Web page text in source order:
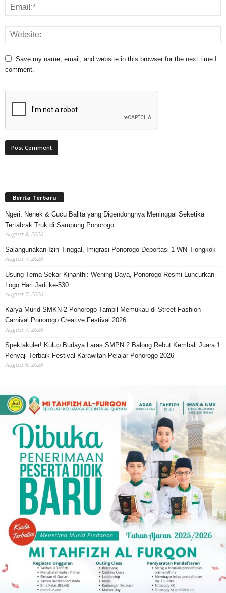
Save my name, email, and website in this browser for the next time I
comment.
Berita Terbaru
Ngeri, Nenek & Cucu Balita yang Digendongnya Meninggal Seketika
Tertabrak Truk di Sampung Ponorogo
August 8, 2026
Salahgunakan Izin Tinggal, Imigrasi Ponorogo Deportasi 1 WN Tiongkok
August 7, 2026
Usung Tema Sekar Kinanthi: Wening Daya, Ponorogo Resmi Luncurkan
Logo Hari Jadi ke-530
August 7, 2026
Karya Murid SMKN 2 Ponorogo Tampil Memukau di Street Fashion
Carnival Ponorogo Creative Festival 2026
August 7, 2026
Spektakuler! Kulup Budaya Laras SMPN 2 Balong Rebut Kembali Juara 1
Penyaji Terbaik Festival Karawitan Pelajar Ponorogo 2026
August 6, 2026